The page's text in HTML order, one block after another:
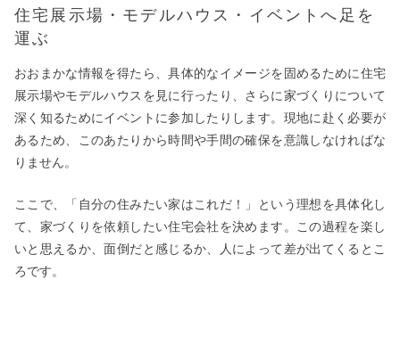
住宅展示場・モデルハウス・イベントへ足を
運ぶ
おおまかな情報を得たら、具体的なイメージを固めるために住宅
展示場やモデルハウスを見に行ったり、さらに家づくりについて
深く知るためにイベントに参加したりします。現地に赴く必要が
あるため、このあたりから時間や手間の確保を意識しなければな
りません。
ここで、「自分の住みたい家はこれだ！」という理想を具体化し
て、家づくりを依頼したい住宅会社を決めます。この過程を楽し
いと思えるか、面倒だと感じるか、人によって差が出てくるとこ
ろです。